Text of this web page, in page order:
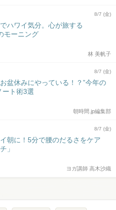
8/7 (金)
ハワイ気分。心が旅する
モーニング
林 美帆子
8/7 (金)
盆休みにやっている！？”今年の
ート術3選
朝時間.jp編集部
8/7 (金)
朝に！5分で腰のだるさをケア
」
ヨガ講師 高木沙織